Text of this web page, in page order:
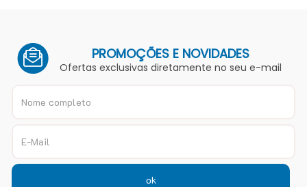
PROMOÇÕES E NOVIDADES
Ofertas exclusivas diretamente no seu e-mail
ok